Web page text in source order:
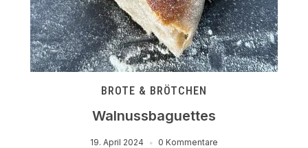
BROTE & BRÖTCHEN
Walnussbaguettes
19. April 2024 0 Kommentare